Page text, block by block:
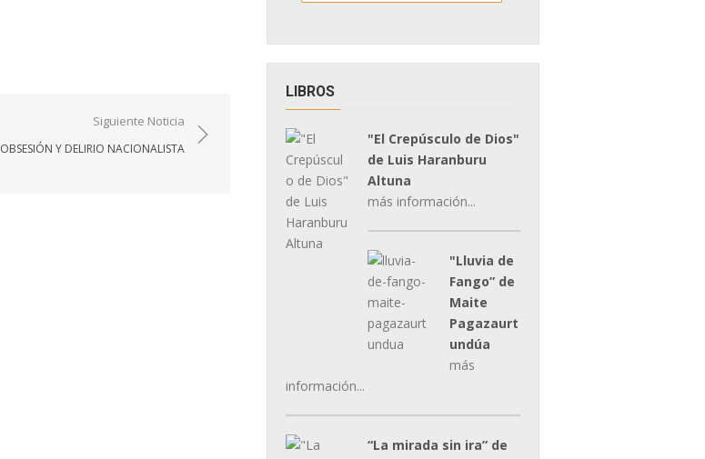
Siguiente Noticia
OBSESIÓN Y DELIRIO NACIONALISTA
LIBROS
"El Crepúsculo de Dios"
de Luis Haranburu
Altuna
más información...
"Lluvia de
Fango” de
Maite
Pagazaurt
undúa
más
información...
“La mirada sin ira” de